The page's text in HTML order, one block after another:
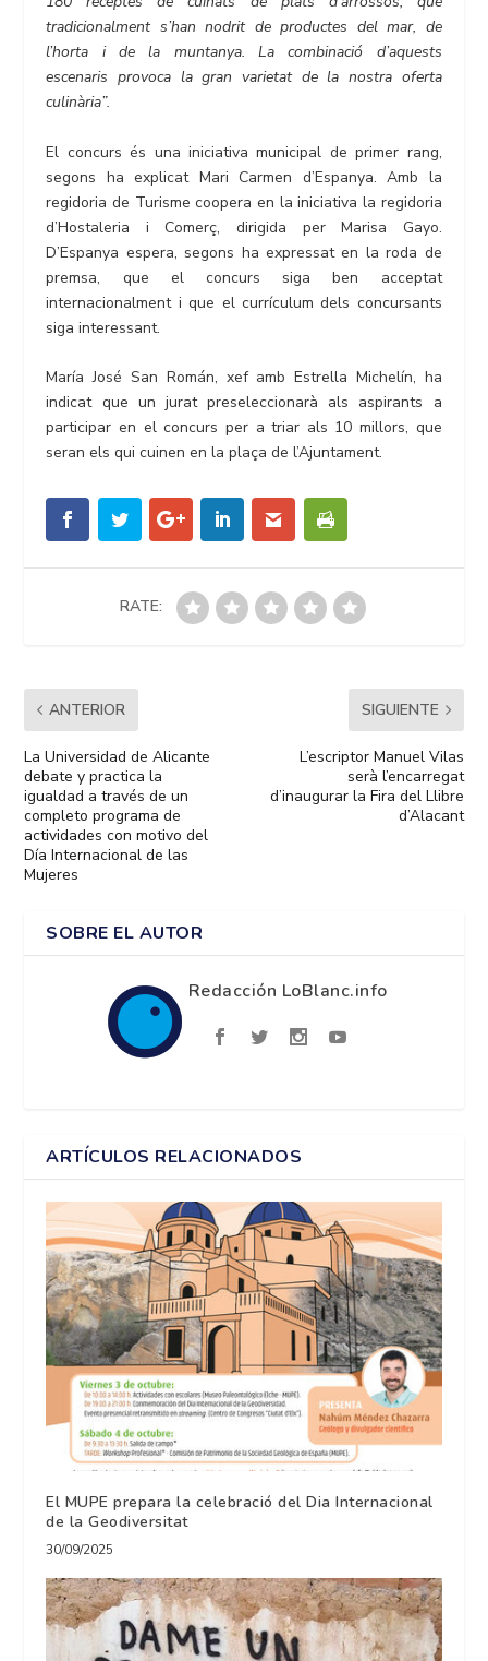
tradicionalment s’han nodrit de productes del mar, de
l’horta i de la muntanya. La combinació d’aquests
escenaris provoca la gran varietat de la nostra oferta
culinària”.
El concurs és una iniciativa municipal de primer rang,
segons ha explicat Mari Carmen d’Espanya. Amb la
regidoria de Turisme coopera en la iniciativa la regidoria
d’Hostaleria i Comerç, dirigida per Marisa Gayo.
D’Espanya espera, segons ha expressat en la roda de
premsa, que el concurs siga ben acceptat
internacionalment i que el currículum dels concursants
siga interessant.
María José San Román, xef amb Estrella Michelín, ha
indicat que un jurat preseleccionarà als aspirants a
participar en el concurs per a triar als 10 millors, que
seran els qui cuinen en la plaça de l’Ajuntament.
RATE:
ANTERIOR
La Universidad de Alicante
debate y practica la
igualdad a través de un
completo programa de
actividades con motivo del
Día Internacional de las
Mujeres
SIGUIENTE
L’escriptor Manuel Vilas
serà l’encarregat
d’inaugurar la Fira del Llibre
d’Alacant
SOBRE EL AUTOR
Redacción LoBlanc.info
ARTÍCULOS RELACIONADOS
El MUPE prepara la celebració del Dia Internacional
de la Geodiversitat
30/09/2025